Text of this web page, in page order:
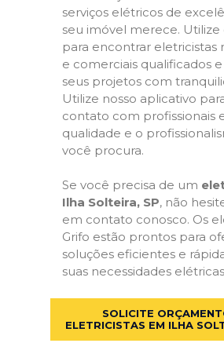
serviços elétricos de
seu imóvel merece. Utilize
para encontrar eletricistas
e comerciais qualificados
seus projetos com
Utilize nosso aplicativo
contato com profissionais
qualidade e o
você procura.
Se você precisa de um
Ilha Solteira, SP, não
em contato conosco. Os
Grifo estão prontos para
soluções eficientes e
suas necessidades
SOLICITE
ELETRICISTAS EM ILHA